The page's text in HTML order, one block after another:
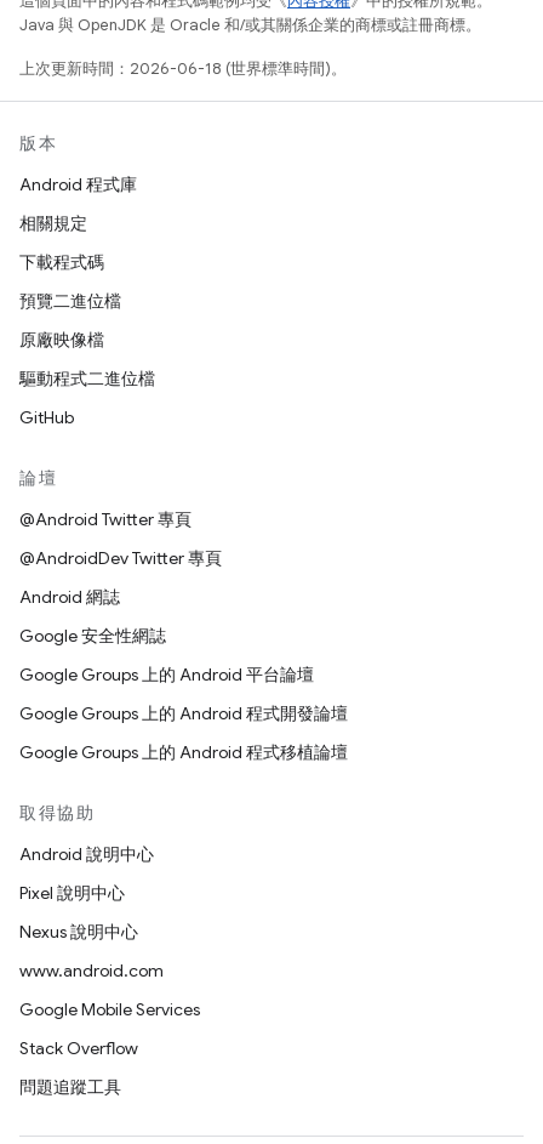
Java 與 OpenJDK 是 Oracle 和/或其關係企業的商標或註冊商標。
上次更新時間：2026-06-18 (世界標準時間)。
版本
Android 程式庫
相關規定
下載程式碼
預覽二進位檔
原廠映像檔
驅動程式二進位檔
GitHub
論壇
@Android Twitter 專頁
@AndroidDev Twitter 專頁
Android 網誌
Google 安全性網誌
Google Groups 上的 Android 平台論壇
Google Groups 上的 Android 程式開發論壇
Google Groups 上的 Android 程式移植論壇
取得協助
Android 說明中心
Pixel 說明中心
Nexus 說明中心
www.android.com
Google Mobile Services
Stack Overflow
問題追蹤工具